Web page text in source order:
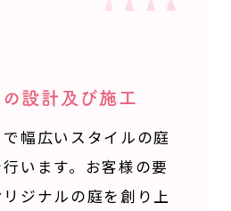
設計及び施工
幅広いスタイルの庭
います。 お客様の要
ジナルの庭を創り上